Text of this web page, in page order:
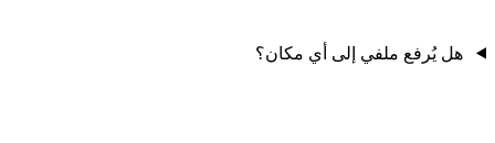
هل يُرفع ملفي إلى أي مكان؟